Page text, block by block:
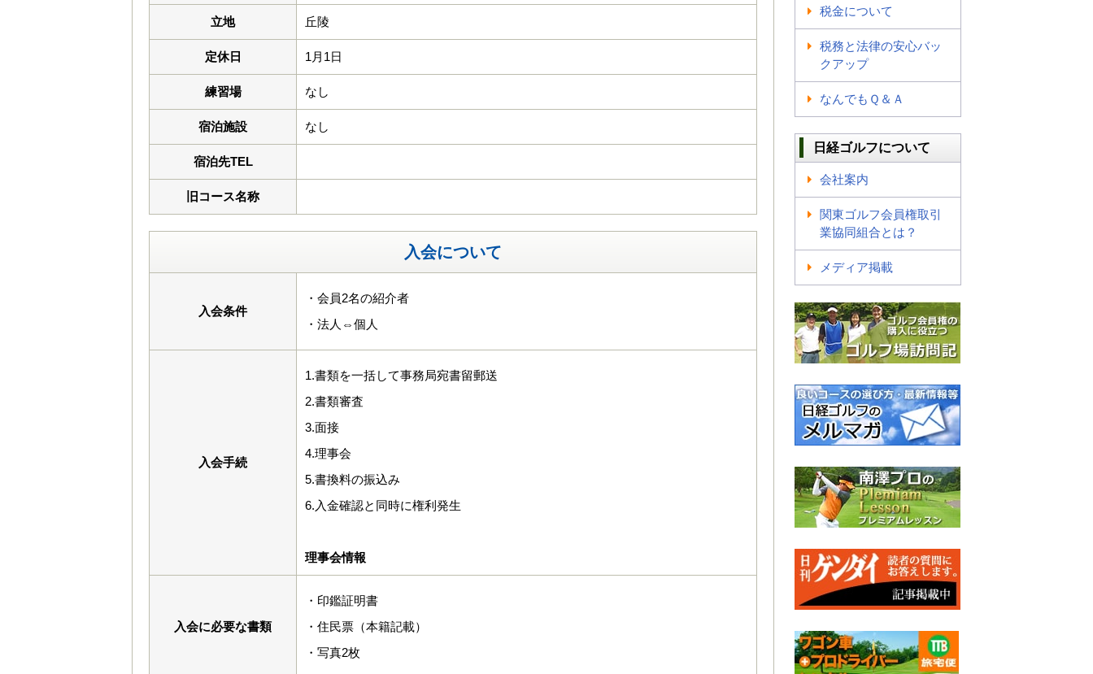
立地 丘陵
定休日 1月1日
練習場 なし
宿泊施設 なし
宿泊先TEL
旧コース名称
入会について
入会条件
・会員2名の紹介者
・法人⇔個人
入会手続
1.書類を一括して事務局宛書留郵送
2.書類審査
3.面接
4.理事会
5.書換料の振込み
6.入金確認と同時に権利発生
理事会情報
入会に必要な書類
・印鑑証明書
・住民票（本籍記載）
・写真2枚
税金について
税務と法律の安心バッ
クアップ
なんでもＱ＆Ａ
日経ゴルフについて
会社案内
関東ゴルフ会員権取引
業協同組合とは？
メディア掲載